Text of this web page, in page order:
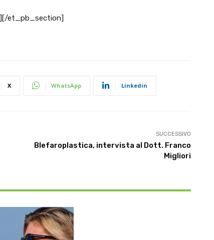
et_pb_section]
X WhatsApp Linkedin
SUCCESSIVO
Blefaroplastica, intervista al Dott. Franco
Migliori